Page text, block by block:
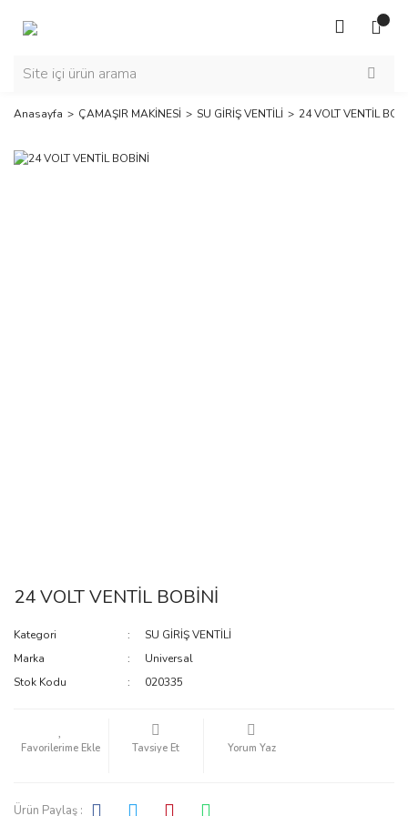
Anasayfa ÇAMAŞIR MAKİNESİ SU GİRİŞ VENTİLİ 24 VOLT VENTİL
24 VOLT VENTİL BOBİNİ
Kategori
SU GİRİŞ VENTİLİ
Marka
Universal
Stok Kodu
020335
Tavsiye Et Yorum Yaz
Ürün Paylaş :